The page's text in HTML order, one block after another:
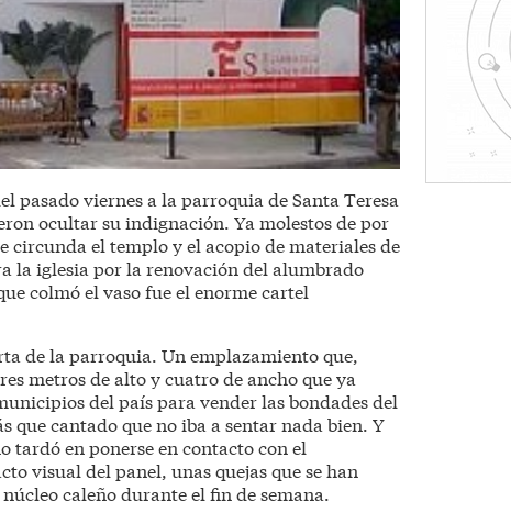
pasado viernes a la parroquia de Santa Teresa
ocultar su indignación. Ya molestos de por
circunda el templo y el acopio de materiales de
la iglesia por la renovación del alumbrado
colmó el vaso fue el enorme cartel
de la parroquia. Un emplazamiento que,
metros de alto y cuatro de ancho que ya
del país para vender las bondades del
que cantado que no iba a sentar nada bien. Y
tardó en ponerse en contacto con el
visual del panel, unas quejas que se han
caleño durante el fin de semana.